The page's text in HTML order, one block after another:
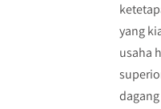
yang
usaha